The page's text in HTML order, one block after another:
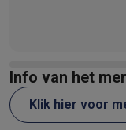
Info van het
Klik hier voor